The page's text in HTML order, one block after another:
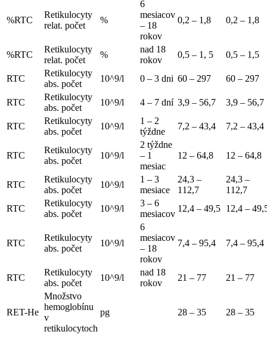
%RTC
Retikulocyty
relat. počet
%
6
mesiacov
– 18
rokov
0,2 – 1,8 0,2 – 1,8
%RTC
Retikulocyty
relat. počet
%
nad 18
rokov
0,5 – 1, 5 0,5 – 1,5
RTC
Retikulocyty
abs. počet
10^9/l 0 – 3 dni 60 – 297 60 – 297
RTC
Retikulocyty
abs. počet
10^9/l 4 – 7 dní 3,9 – 56,7 3,9 – 56,7
RTC
Retikulocyty
abs. počet
10^9/l
1 – 2
týždne
7,2 – 43,4 7,2 – 43,4
RTC
Retikulocyty
abs. počet
10^9/l
2 týždne
– 1
mesiac
12 – 64,8 12 – 64,8
RTC
Retikulocyty
abs. počet
10^9/l
1 – 3
mesiace
24,3 –
112,7
24,3 –
112,7
RTC
Retikulocyty
abs. počet
10^9/l
3 – 6
mesiacov
12,4 – 49,5 12,4 –
RTC
Retikulocyty
abs. počet
10^9/l
6
mesiacov
– 18
rokov
7,4 – 95,4 7,4 – 95,4
RTC
Retikulocyty
abs. počet
10^9/l
nad 18
rokov
21 – 77 21 – 77
RET-He
Množstvo
hemoglobínu
v
retikulocytoch
pg 28 – 35 28 – 35